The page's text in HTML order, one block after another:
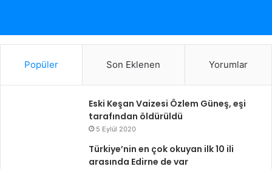
Popüler Son Eklenen Yorumlar
Eski Keşan Vaizesi Özlem Güneş, eşi
tarafından öldürüldü
5 Eylül 2020
Türkiye’nin en çok okuyan ilk 10 ili
arasında Edirne de var